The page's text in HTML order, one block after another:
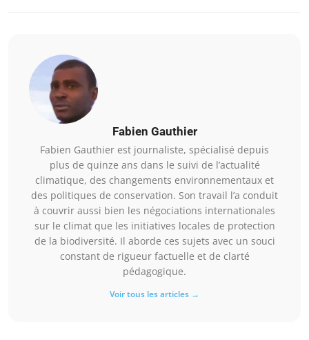
Fabien Gauthier
Fabien Gauthier est journaliste, spécialisé depuis
plus de quinze ans dans le suivi de l’actualité
climatique, des changements environnementaux et
des politiques de conservation. Son travail l’a conduit
à couvrir aussi bien les négociations internationales
sur le climat que les initiatives locales de protection
de la biodiversité. Il aborde ces sujets avec un souci
constant de rigueur factuelle et de clarté
pédagogique.
Voir tous les articles →